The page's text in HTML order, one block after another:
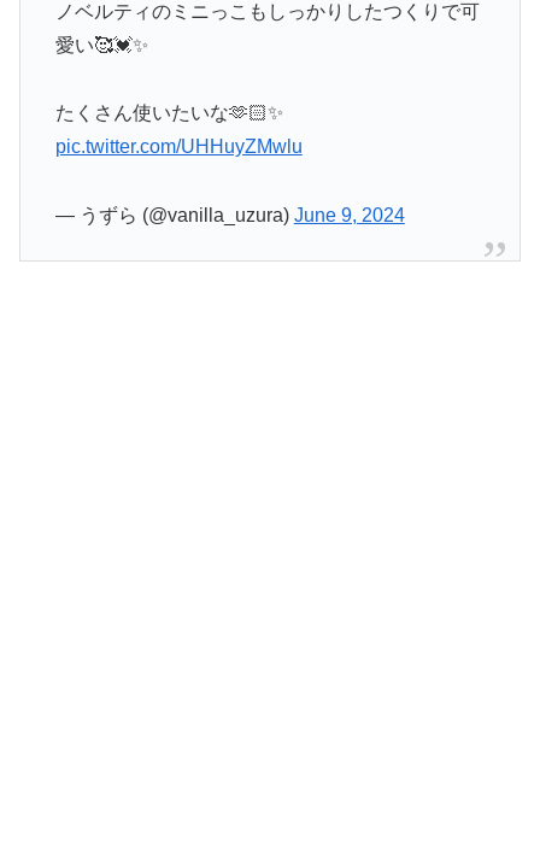
ノベルティのミニっこもしっかりしたつくりで可
愛い🥰💓✨
たくさん使いたいな🫶🏻✨
pic.twitter.com/UHHuyZMwlu
— うずら (@vanilla_uzura) June 9, 2024